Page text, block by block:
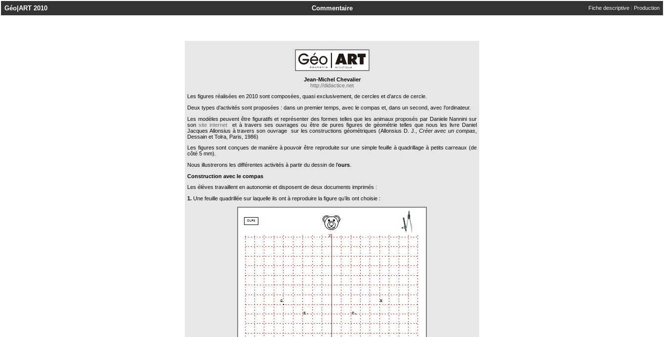
Géo|ART 2010 Commentaire Fiche descriptive | Production
Jean-Michel Chevalier
http://didactice.net
Les figures réalisées en 2010 sont composées, quasi exclusivement, de cercles et d’arcs de cercle.
Deux types d’activités sont proposées : dans un premier temps, avec le compas et, dans un second, avec l’ordinateur.
Les modèles peuvent être figuratifs et représenter des formes telles que les animaux proposés par Daniele Nannini sur
sonsite internet et à travers ses ouvrages ou être de pures figures de géométrie telles que nous les livre Daniel
Jacques Allonsius à travers son ouvrage sur les constructions géométriques (Allonsius D. J., Créer avec un compas
Dessain et Tolra, Paris, 1986)
Les figures sont conçues de manière à pouvoir être reproduite sur une simple feuille à quadrillage à petits carreaux (de
côté 5 mm).
Nous illustrerons les différentes activités à partir du dessin de l'ours
Construction avec le compas
Les élèves travaillent en autonomie et disposent de deux documents imprimés :
1. Une feuille quadrillée sur laquelle ils ont à reproduire la figure qu’ils ont choisie :